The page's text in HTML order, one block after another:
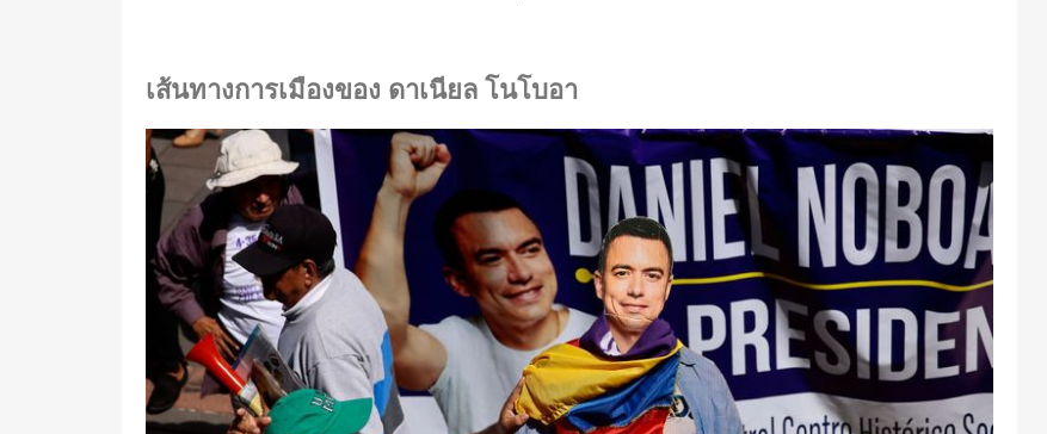
เส้นทางการเมืองของ ดาเนียล โนโบอา